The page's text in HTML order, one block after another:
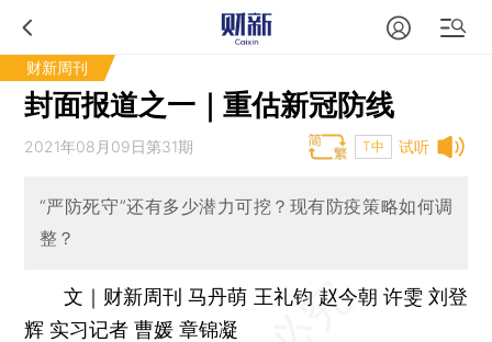
财新周刊
封面报道之一｜重估新冠防线
试听
2021年08月09日第31期 T中
“严防死守”还有多少潜力可挖？现有防疫策略如何调
整？
文｜财新周刊 马丹萌 王礼钧 赵今朝 许雯 刘登
辉 实习记者 曹媛 章锦凝